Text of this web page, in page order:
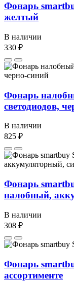
Фонарь
желтый
В наличии
330 ₽
Фонарь
светодиодов,
В наличии
825 ₽
Фонарь
налобный,
В наличии
308 ₽
Фонарь
ассортименте